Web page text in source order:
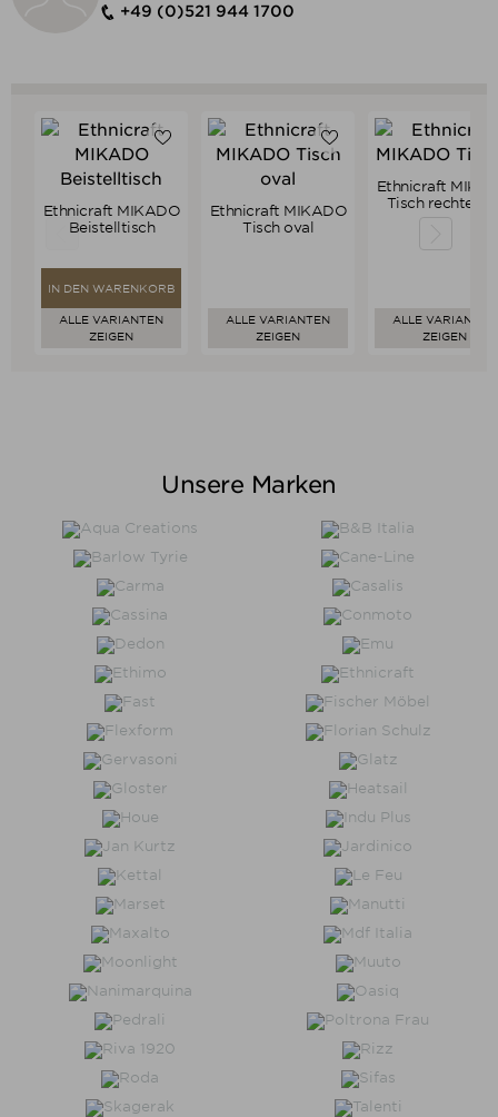
+49 (0)521 944 1700
Verkaufspreis
319,00 €
303,05 €
Ethnicraft MIKADO
Beistelltisch
IN DEN WARENKORB
ALLE VARIANTEN
ZEIGEN
Verkaufspreis
ab 4.029,00 €
3.827,55 €
Ethnicraft MIKADO
Tisch oval
ALLE VARIANTEN
ZEIGEN
Verkaufspreis
ab 2.809,00 €
2.668,55 €
Ethnicraft
Tisch
ALLE VARIANTEN
ZEIGEN
Unsere Marken